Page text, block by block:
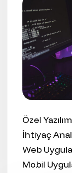
Özel
İhtiyaç
Web
Mobil